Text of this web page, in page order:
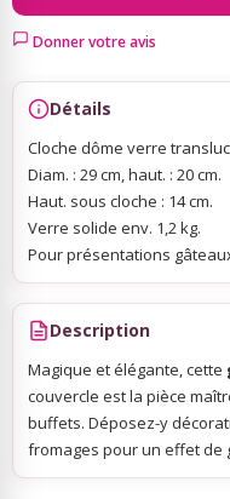
Scrapbooking,
Donner votre avis
Détails
Cloche dôme verre
Diam. : 29 cm, haut. : 20 cm.
Haut. sous cloche : 14 cm.
Verre solide env. 1,2 kg.
Pour présentations
Description
Magique et élégante, cette
couvercle est la pièce
buffets. Déposez-y
fromages pour un effet de